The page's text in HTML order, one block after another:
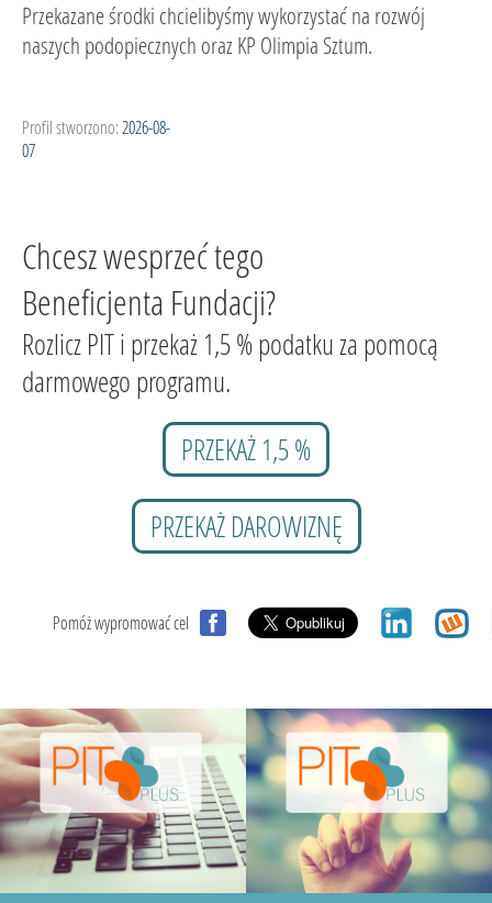
Przekazane środki chcielibyśmy wykorzystać na rozwój
naszych podopiecznych oraz KP Olimpia Sztum.
Profil stworzono: 2026-08-
07
Chcesz wesprzeć tego
Beneficjenta Fundacji?
Rozlicz PIT i przekaż 1,5 % podatku za pomocą
darmowego programu.
PRZEKAŻ 1,5 %
PRZEKAŻ DAROWIZNĘ
Pomóż wypromować cel